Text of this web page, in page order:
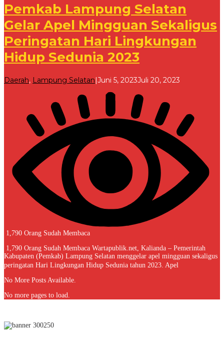
Pemkab Lampung Selatan
Gelar Apel Mingguan Sekaligus
Peringatan Hari Lingkungan
Hidup Sedunia 2023
Daerah, Lampung Selatan Juni 5, 2023Juli 20, 2023
1,790 Orang Sudah Membaca
1,790 Orang Sudah Membaca Wartapublik.net, Kalianda – Pemerintah
Kabupaten (Pemkab) Lampung Selatan menggelar apel mingguan sekaligus
peringatan Hari Lingkungan Hidup Sedunia tahun 2023. Apel
No More Posts Available.
No more pages to load.